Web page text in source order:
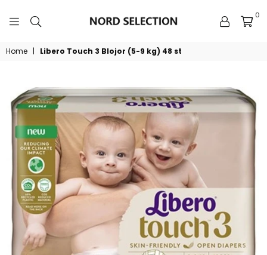
NORDSELECTION
0
Home | Libero Touch 3 Blojor (5-9 kg) 48 st